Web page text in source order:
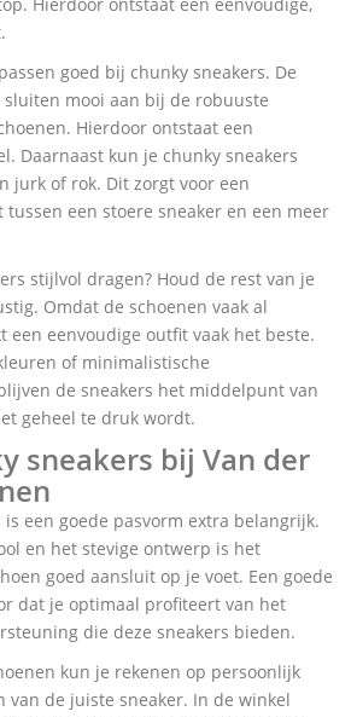
goed bij chunky sneakers. De
mooi aan bij de robuuste
Hierdoor ontstaat een
Daarnaast kun je chunky sneakers
jurk of rok. Dit zorgt voor een
een stoere sneaker en een meer
stijlvol dragen? Houd de rest van je
Omdat de schoenen vaak al
een eenvoudige outfit vaak het beste.
of minimalistische
de sneakers het middelpunt van
geheel te druk wordt.
sneakers bij Van der
is een goede pasvorm extra belangrijk.
en het stevige ontwerp is het
goed aansluit op je voet. Een goede
dat je optimaal profiteert van het
die deze sneakers bieden.
kun je rekenen op persoonlijk
van de juiste sneaker. In de winkel